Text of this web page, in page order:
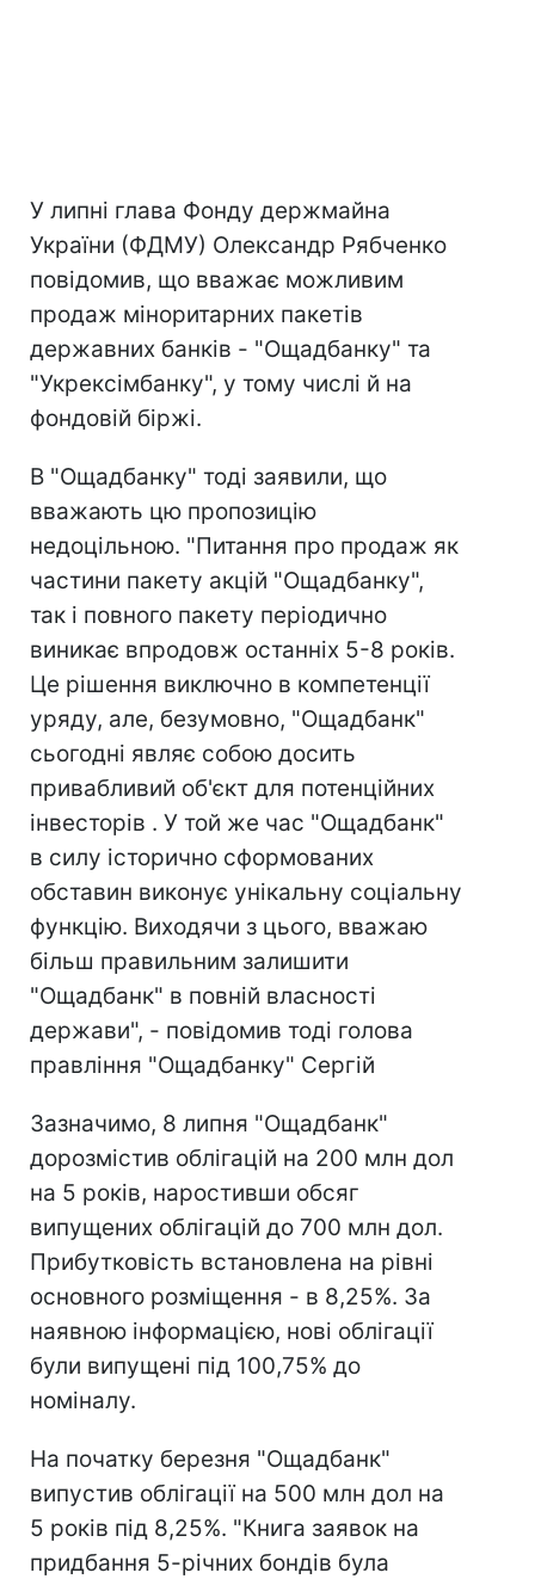
У липні глава Фонду держмайна
України (ФДМУ) Олександр Рябченко
повідомив, що вважає можливим
продаж міноритарних пакетів
державних банків - "Ощадбанку" та
"Укрексімбанку", у тому числі й на
фондовій біржі.
В "Ощадбанку" тоді заявили, що
вважають цю пропозицію
недоцільною. "Питання про продаж як
частини пакету акцій "Ощадбанку",
так і повного пакету періодично
виникає впродовж останніх 5-8 років.
Це рішення виключно в компетенції
уряду, але, безумовно, "Ощадбанк"
сьогодні являє собою досить
привабливий об'єкт для потенційних
інвесторів . У той же час "Ощадбанк"
в силу історично сформованих
обставин виконує унікальну соціальну
функцію. Виходячи з цього, вважаю
більш правильним залишити
"Ощадбанк" в повній власності
держави", - повідомив тоді голова
правління "Ощадбанку" Сергій
Зазначимо, 8 липня "Ощадбанк"
дорозмістив облігацій на 200 млн дол
на 5 років, наростивши обсяг
випущених облігацій до 700 млн дол.
Прибутковість встановлена ​​на рівні
основного розміщення - в 8,25%. За
наявною інформацією, нові облігації
були випущені під 100,75% до
номіналу.
На початку березня "Ощадбанк"
випустив облігації на 500 млн дол на
5 років під 8,25%. "Книга заявок на
придбання 5-річних бондів була